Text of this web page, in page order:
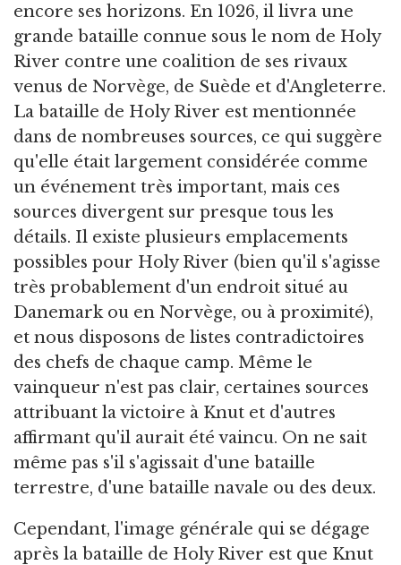
encore ses horizons. En 1026, il livra une
grande bataille connue sous le nom de Holy
River contre une coalition de ses rivaux
venus de Norvège, de Suède et d'Angleterre.
La bataille de Holy River est mentionnée
dans de nombreuses sources, ce qui suggère
qu'elle était largement considérée comme
un événement très important, mais ces
sources divergent sur presque tous les
détails. Il existe plusieurs emplacements
possibles pour Holy River (bien qu'il s'agisse
très probablement d'un endroit situé au
Danemark ou en Norvège, ou à proximité),
et nous disposons de listes contradictoires
des chefs de chaque camp. Même le
vainqueur n'est pas clair, certaines sources
attribuant la victoire à Knut et d'autres
affirmant qu'il aurait été vaincu. On ne sait
même pas s'il s'agissait d'une bataille
terrestre, d'une bataille navale ou des deux.
Cependant, l'image générale qui se dégage
après la bataille de Holy River est que Knut